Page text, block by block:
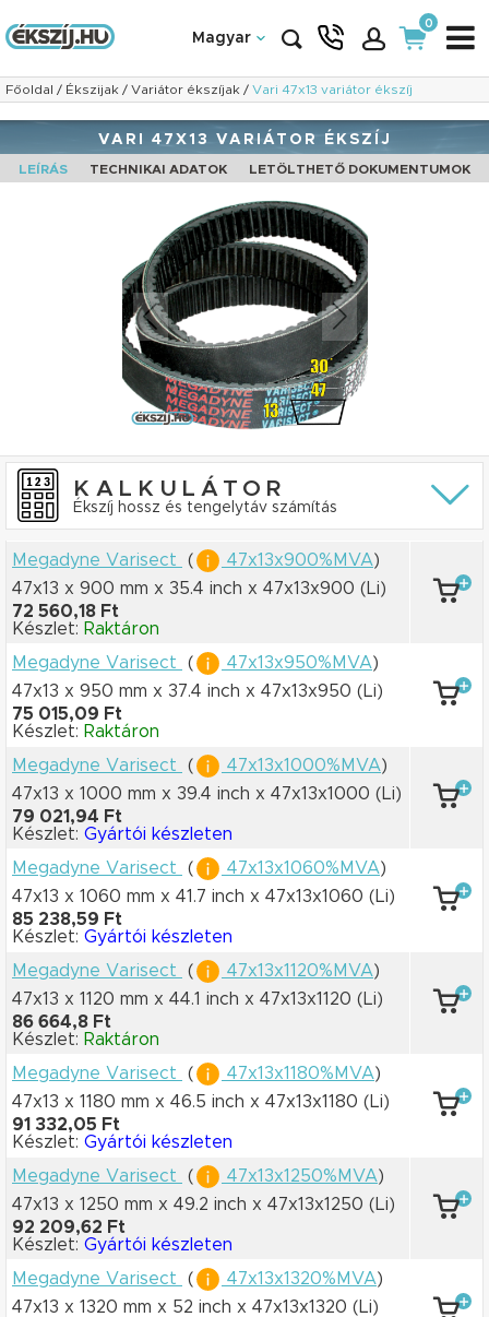
Magyar
0
Főoldal / Ékszijak / Variátor ékszíjak / Vari 47x13 variátor ékszíj
VARI 47X13 VARIÁTOR ÉKSZÍJ
LEÍRÁS TECHNIKAI ADATOK LETÖLTHETŐ DOKUMENTUMOK
KALKULÁTOR
Ékszíj hossz és tengelytáv számítás
Megadyne Varisect ( 47x13x900%MVA)
47x13 x 900 mm x 35.4 inch x 47x13x900 (Li)
72 560,18 Ft
Készlet: Raktáron
Megadyne Varisect
( 47x13x950%MVA)
47x13 x 950 mm x 37.4 inch x 47x13x950 (Li)
75 015,09 Ft
Készlet: Raktáron
Megadyne Varisect
( 47x13x1000%MVA)
47x13 x 1000 mm x 39.4 inch x 47x13x1000 (Li)
79 021,94 Ft
Készlet: Gyártói készleten
Megadyne Varisect
( 47x13x1060%MVA)
47x13 x 1060 mm x 41.7 inch x 47x13x1060 (Li)
85 238,59 Ft
Készlet: Gyártói készleten
Megadyne Varisect
( 47x13x1120%MVA)
47x13 x 1120 mm x 44.1 inch x 47x13x1120 (Li)
86 664,8 Ft
Készlet: Raktáron
Megadyne Varisect
( 47x13x1180%MVA)
47x13 x 1180 mm x 46.5 inch x 47x13x1180 (Li)
91 332,05 Ft
Készlet: Gyártói készleten
Megadyne Varisect
( 47x13x1250%MVA)
47x13 x 1250 mm x 49.2 inch x 47x13x1250 (Li)
92 209,62 Ft
Készlet: Gyártói készleten
Megadyne Varisect
( 47x13x1320%MVA)
47x13 x 1320 mm x 52 inch x 47x13x1320 (Li)